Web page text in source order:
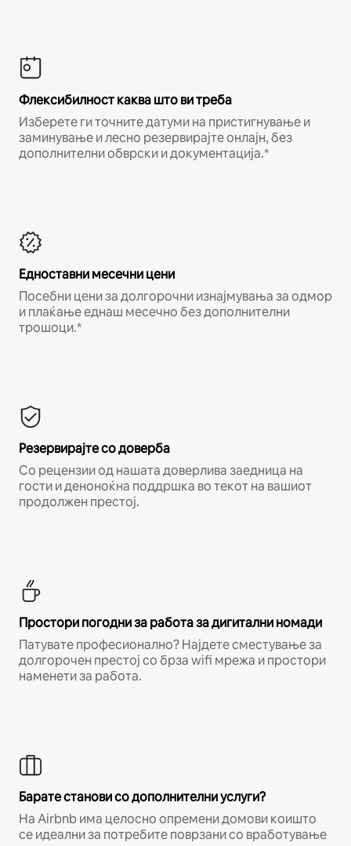
Флексибилност каква што ви треба
Изберете ги точните датуми на пристигнување и
заминување и лесно резервирајте онлајн, без
дополнителни обврски и документација.*
Едноставни месечни цени
Посебни цени за долгорочни изнајмувања за одмор
и плаќање еднаш месечно без дополнителни
трошоци.*
Резервирајте со доверба
Со рецензии од нашата доверлива заедница на
гости и деноноќна поддршка во текот на вашиот
продолжен престој.
Простори погодни за работа за дигитални номади
Патувате професионално? Најдете сместување за
долгорочен престој со брза wifi мрежа и простори
наменети за работа.
Барате станови со дополнителни услуги?
На Airbnb има целосно опремени домови коишто
се идеални за потребите поврзани со вработување